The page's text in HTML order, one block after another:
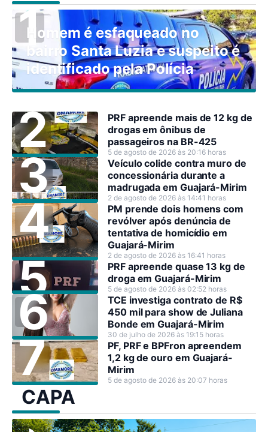
Homem é esfaqueado no
bairro Santa Luzia e suspeito é
identificado pela Polícia
PRF apreende mais de 12 kg de
drogas em ônibus de
passageiros na BR-425
5 de agosto de 2026 às 20:16 horas
Veículo colide contra muro de
concessionária durante a
madrugada em Guajará-Mirim
2 de agosto de 2026 às 14:41 horas
PM prende dois homens com
revólver após denúncia de
tentativa de homicídio em
Guajará-Mirim
2 de agosto de 2026 às 16:41 horas
PRF apreende quase 13 kg de
droga em Guajará-Mirim
5 de agosto de 2026 às 02:52 horas
TCE investiga contrato de R$
450 mil para show de Juliana
Bonde em Guajará-Mirim
30 de julho de 2026 às 19:15 horas
PF, PRF e BPFron apreendem
1,2 kg de ouro em Guajará-
Mirim
5 de agosto de 2026 às 20:07 horas
CAPA